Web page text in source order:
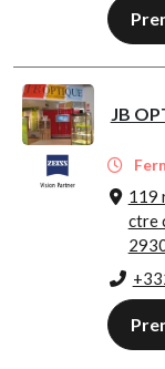
JB
119
ctre